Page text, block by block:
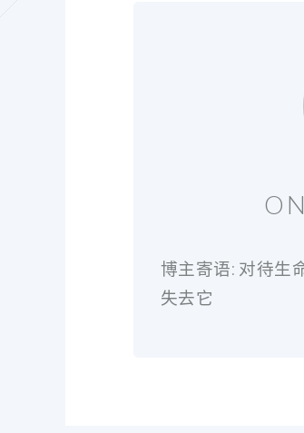
博主寄语: 对待生
失去它